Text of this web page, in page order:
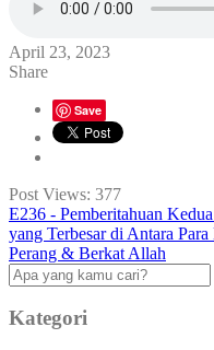
April 23, 2023
Share
Save
Post Views: 377
E236 - Pemberitahuan
yang Terbesar di Antara
Perang & Berkat Allah
Kategori